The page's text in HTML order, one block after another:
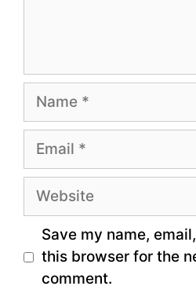
Name
Email
Website
Save my name,
this browser for the
comment.